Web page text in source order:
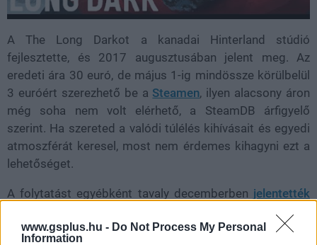
www.gsplus.hu - Do Not Process My Personal
Information
A The Long Darkot a kanadai Hinterland stúdió
fejlesztette, és 2017 augusztusában jelent meg. Az
eredeti ára 30 euró, de május 1-ig mindössze körülbelül
3 euróért szerezhető be a Steamen, ilyen alacsony áron
még soha nem volt elérhető, a SteamDB árfigyelő
szerint. Ha szereted a valódi túlélés kihívásait és egyedi
atmoszférát keresel, most nem érdemes kihagyni ezt a
lehetőséget.
A folytatást egyébként tavaly decemberben jelentették